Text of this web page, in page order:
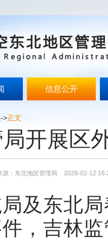
信息公开
->正文
开展区
源：东北地区管理局 2026-02-12
东北局
，吉林